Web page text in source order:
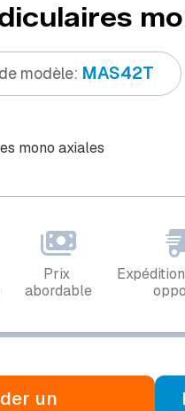
modèle: MAS42T
mono axiales
Prix ​​
abordable
un